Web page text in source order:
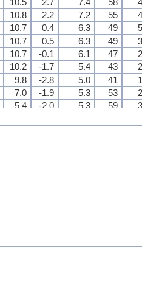
10.8 2.2 7.2 55
10.7 0.4 6.3 49
10.7 0.5 6.3 49
10.7 -0.1 6.1 47
10.2 -1.7 5.4 43
9.8 -2.8 5.0 41
7.0 -1.9 5.3 53
5.4 -2.0 5.3 59
10.8 2.2 7.2 55
10.7 0.4 6.3 49
10.7 0.5 6.3 49
10.7 -0.1 6.1 47
10.2 -1.7 5.4 43
9.8 -2.8 5.0 41
7.0 -1.9 5.3 53
5.4 -2.0 5.3 59
10.8 2.2 7.2 55
10.7 0.4 6.3 49
10.7 0.5 6.3 49
10.7 -0.1 6.1 47
10.2 -1.7 5.4 43
9.8 -2.8 5.0 41
7.0 -1.9 5.3 53
5.4 -2.0 5.3 59
10.8 2.2 7.2 55
10.7 0.4 6.3 49
10.7 0.5 6.3 49
10.7 -0.1 6.1 47
10.2 -1.7 5.4 43
9.8 -2.8 5.0 41
7.0 -1.9 5.3 53
5.4 -2.0 5.3 59